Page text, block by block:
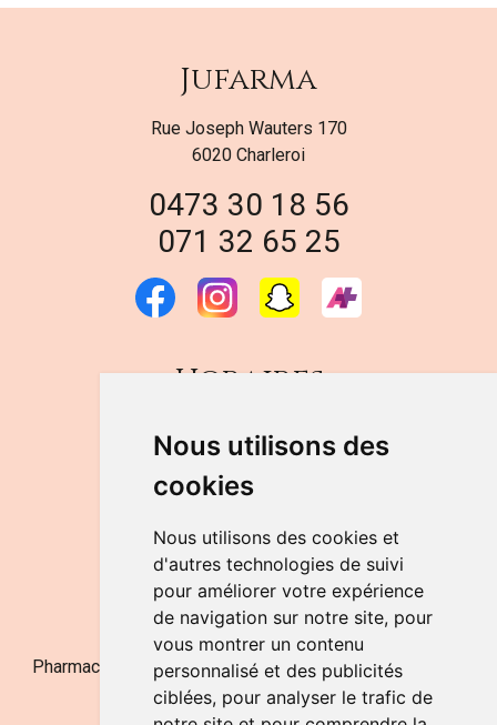
Nous utilisons des
cookies
Nous utilisons des cookies et
d'autres technologies de suivi
pour améliorer votre expérience
de navigation sur notre site, pour
vous montrer un contenu
personnalisé et des publicités
ciblées, pour analyser le trafic de
Jufarma
Rue Joseph Wauters 170
6020 Charleroi
0473 30 18 56
071 32 65 25
Horaires
DU LUNDI AU VENDREDI
de 9h à 12h30 et de 14h à 18h
LE SAMEDI
de 9h à 12h30
NOUS CONTACTER
Pharmacie Jufarma - Fatima Abachra - APB 521704 - N°
Entreprise BE0882-700-592